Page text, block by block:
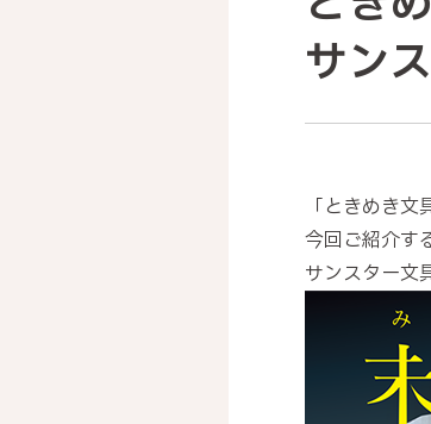
サン
「ときめき
今回ご紹介す
サンスター文